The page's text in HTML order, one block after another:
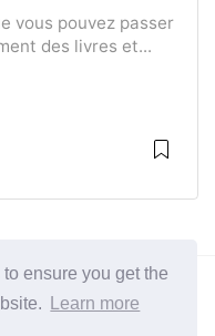
ensure you get the
Learn more
vous pouvez passer
des livres et...